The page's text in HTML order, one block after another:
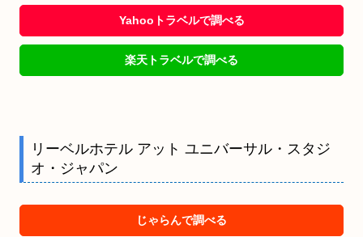
Yahooトラベルで調べる
楽天トラベルで調べる
リーベルホテル アット ユニバーサル・スタジ
オ・ジャパン
じゃらんで調べる